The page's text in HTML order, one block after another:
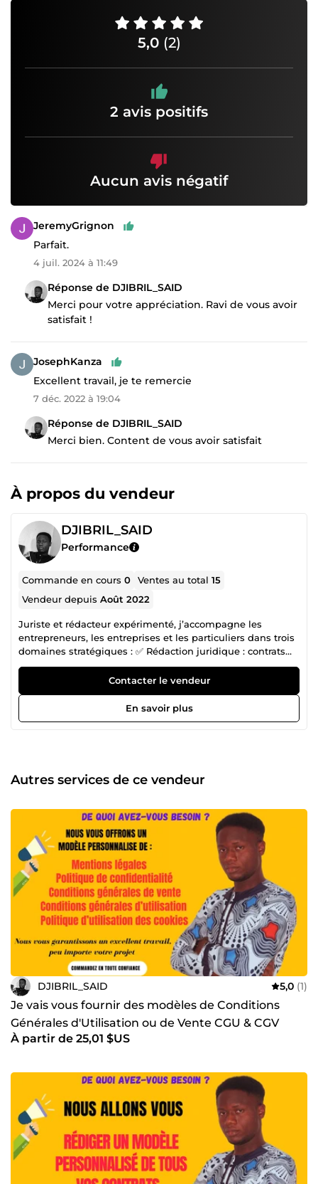
5,0 (2)
2 avis positifs
Aucun avis négatif
JeremyGrignon
Parfait.
4 juil. 2024 à 11:49
Réponse de DJIBRIL_SAID
Merci pour votre appréciation. Ravi de vous avoir
satisfait !
JosephKanza
Excellent travail, je te remercie
7 déc. 2022 à 19:04
Réponse de DJIBRIL_SAID
Merci bien. Content de vous avoir satisfait
À propos du vendeur
DJIBRIL_SAID
Performance
Commande en cours0 Ventes au total15
Vendeur depuisAoût 2022
Juriste et rédacteur expérimenté, j’accompagne les
entrepreneurs, les entreprises et les particuliers dans trois
domaines stratégiques : ✅ Rédaction juridique : contrats
commerciaux, CGU/CGV, statuts de sociétés, mentions
légales, assistance dans le cadre des marchés publics, etc.
✅ Accompagnement VAE &amp; Académique : aide
complète pour le remplissage des livrets (1 &amp; 2), mise
en valeur des compétences et structuration des
éditoriale pour booster visibilité et crédibilité en ligne. 💡
Ma promesse : vous faire gagner du temps, éviter les
professionnels, clairs et adaptés à vos besoins. 👉
Contactez-moi dès aujourd’hui pour discuter de votre
projet.
Contacter le vendeur
En savoir plus
Autres services de ce vendeur
DJIBRIL_SAID 5,0 (1)
Je vais vous fournir des modèles de Conditions
Générales d'Utilisation ou de Vente CGU & CGV
À partir de 25,01 $US